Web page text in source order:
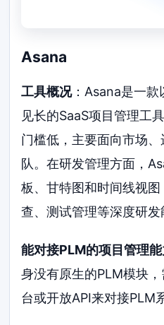
Asana
工具概况：Asana是一款
见长的SaaS项目管理工
门槛低，主要面向市场
队。在研发管理方面，
板、甘特图和时间线视
查、测试管理等深度研发
能对接PLM的项目管理
身没有原生的PLM模块
台或开放API来对接PLM